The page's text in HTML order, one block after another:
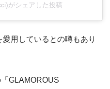
がシェアした投稿
用しているとの噂もあり
GLAMOROUS